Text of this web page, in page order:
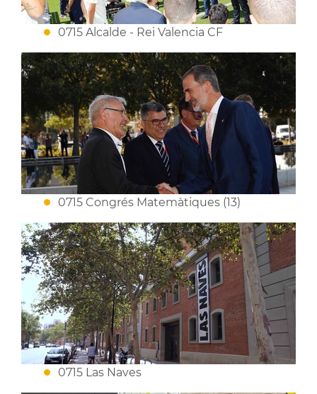
0715 Alcalde - Rei Valencia CF
0715 Congrés Matemàtiques (13)
0715 Las Naves